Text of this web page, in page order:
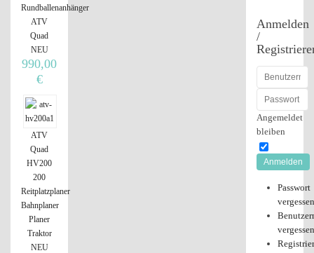
Rundballenanhänger
ATV
Quad
NEU
990,00
€
ATV
Quad
HV200
200
Reitplatzplaner
Bahnplaner
Planer
Traktor
NEU
Anmelden
/
Angemeldet
bleiben
Anmelden
Passwort